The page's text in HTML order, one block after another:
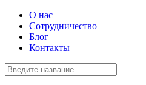
О нас
Сотрудничество
Блог
Контакты